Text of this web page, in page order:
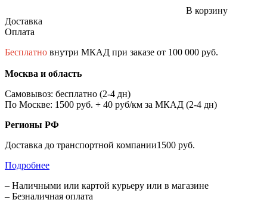
В корзину
Доставка
Оплата
Бесплатно внутри МКАД при заказе от 100 000 руб.
Москва и область
Самовывоз: бесплатно (2-4 дн)
По Москве: 1500 руб. + 40 руб/км за МКАД (2-4 дн)
Регионы РФ
Доставка до транспортной компании1500 руб.
Подробнее
– Наличными или картой курьеру или в магазине
– Безналичная оплата